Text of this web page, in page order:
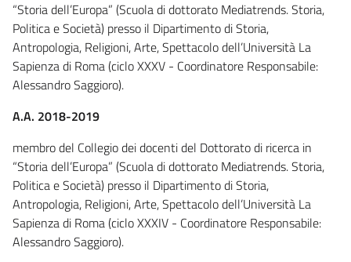
“Storia dell’Europa” (Scuola di dottorato Mediatrends. Storia,
Politica e Società) presso il Dipartimento di Storia,
Antropologia, Religioni, Arte, Spettacolo dell’Università La
Sapienza di Roma (ciclo XXXV - Coordinatore Responsabile:
Alessandro Saggioro).
A.A. 2018-2019
membro del Collegio dei docenti del Dottorato di ricerca in
“Storia dell’Europa” (Scuola di dottorato Mediatrends. Storia,
Politica e Società) presso il Dipartimento di Storia,
Antropologia, Religioni, Arte, Spettacolo dell’Università La
Sapienza di Roma (ciclo XXXIV - Coordinatore Responsabile:
Alessandro Saggioro).